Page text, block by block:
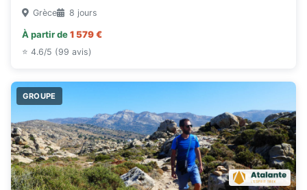
Grèce 8 jours
À partir de1 579 €
⭐ 4.6/5 (99 avis)
GROUPE